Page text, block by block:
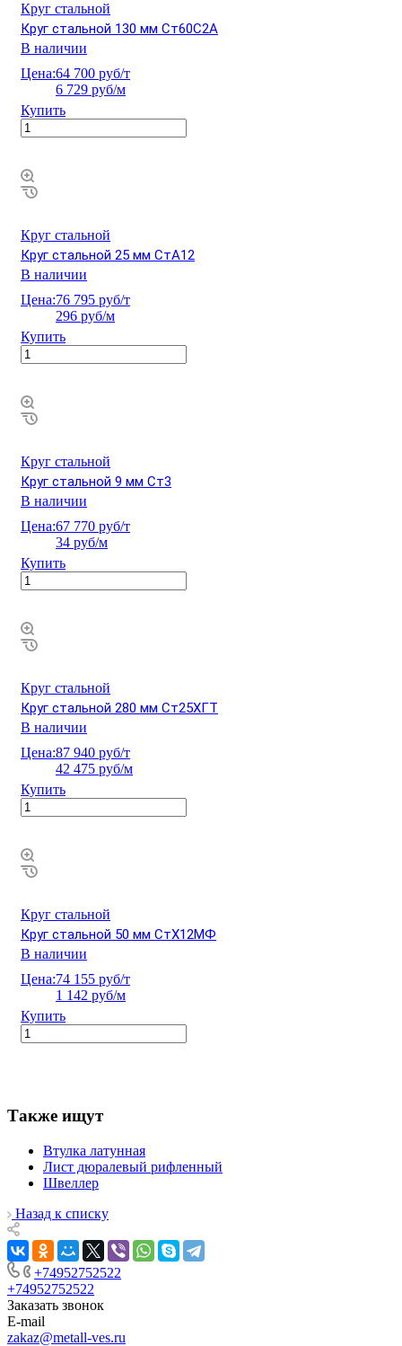
Круг стальной
Круг стальной 130 мм Ст60С2А
В наличии
Цена:64 700 руб/т
6 729 руб/м
Купить
Круг стальной
Круг стальной 25 мм СтА12
В наличии
Цена:76 795 руб/т
296 руб/м
Купить
Круг стальной
Круг стальной 9 мм Ст3
В наличии
Цена:67 770 руб/т
34 руб/м
Купить
Круг стальной
Круг стальной 280 мм Ст25ХГТ
В наличии
Цена:87 940 руб/т
42 475 руб/м
Купить
Круг стальной
Круг стальной 50 мм СтХ12МФ
В наличии
Цена:74 155 руб/т
1 142 руб/м
Купить
Также ищут
Втулка латунная
Лист дюралевый рифленный
Швеллер
Назад к списку
+74952752522
+74952752522
Заказать звонок
E-mail
zakaz@metall-ves.ru